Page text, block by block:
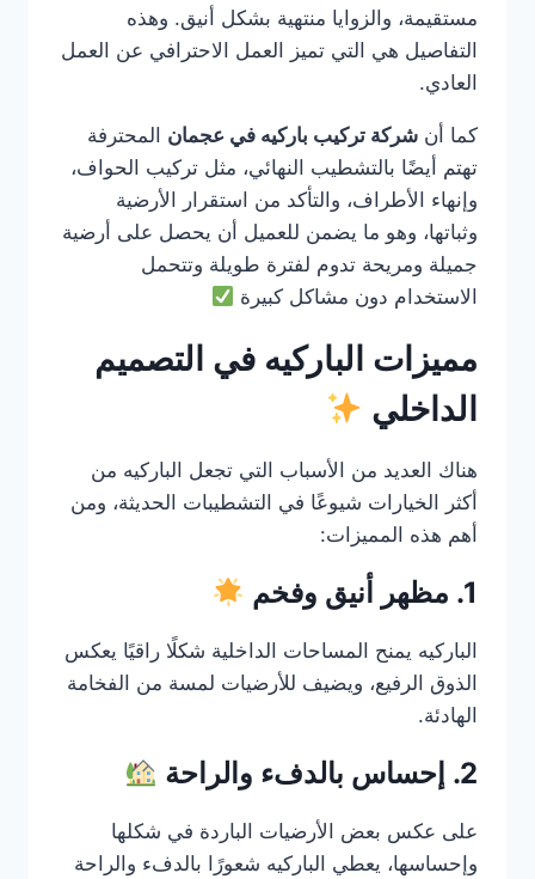
مستقيمة، والزوايا منتهية بشكل أنيق. وهذه
التفاصيل هي التي تميز العمل الاحترافي عن العمل
العادي.
كما أن شركة تركيب باركيه في عجمان المحترفة
تهتم أيضًا بالتشطيب النهائي، مثل تركيب الحواف،
وإنهاء الأطراف، والتأكد من استقرار الأرضية
وثباتها، وهو ما يضمن للعميل أن يحصل على أرضية
جميلة ومريحة تدوم لفترة طويلة وتتحمل
الاستخدام دون مشاكل كبيرة
مميزات الباركيه في التصميم
الداخلي
هناك العديد من الأسباب التي تجعل الباركيه من
أكثر الخيارات شيوعًا في التشطيبات الحديثة، ومن
أهم هذه المميزات:
1. مظهر أنيق وفخم
الباركيه يمنح المساحات الداخلية شكلًا راقيًا يعكس
الذوق الرفيع، ويضيف للأرضيات لمسة من الفخامة
الهادئة.
2. إحساس بالدفء والراحة
على عكس بعض الأرضيات الباردة في شكلها
وإحساسها، يعطي الباركيه شعورًا بالدفء والراحة